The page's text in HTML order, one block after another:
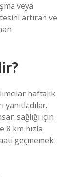
veya
artıran ve
haftalık
sağlığı için
8 km hızla
geçmemek